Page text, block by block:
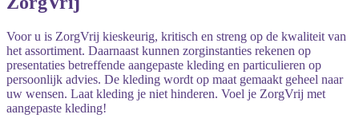
Voor u is ZorgVrij kieskeurig, kritisch en streng op de kwaliteit van
het assortiment. Daarnaast kunnen zorginstanties rekenen op
presentaties betreffende aangepaste kleding en particulieren op
persoonlijk advies. De kleding wordt op maat gemaakt geheel naar
uw wensen. Laat kleding je niet hinderen. Voel je ZorgVrij met
aangepaste kleding!